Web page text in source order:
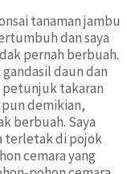
tanaman jambu
dan saya
pernah berbuah.
daun dan
petunjuk takaran
demikian,
berbuah. Saya
terletak di pojok
cemara yang